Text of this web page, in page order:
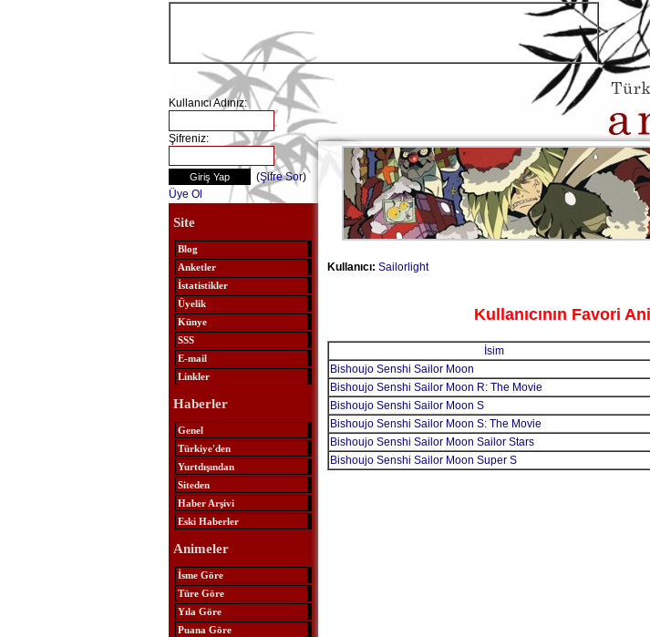
Kullanıcı Adınız:
Şifreniz:
(Şifre Sor)
Üye Ol
Site
Blog
Anketler
İstatistikler
Üyelik
Künye
SSS
E-mail
Linkler
Haberler
Genel
Türkiye'den
Yurtdışından
Siteden
Haber Arşivi
Eski Haberler
Animeler
İsme Göre
Türe Göre
Yıla Göre
Puana Göre
Kullanıcı: Sailorlight
Kullanıcının Favori
İsim
Bishoujo Senshi Sailor Moon
Bishoujo Senshi Sailor Moon R: The Movie
Bishoujo Senshi Sailor Moon S
Bishoujo Senshi Sailor Moon S: The Movie
Bishoujo Senshi Sailor Moon Sailor Stars
Bishoujo Senshi Sailor Moon Super S